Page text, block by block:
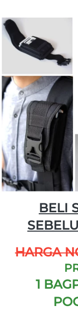
BELI
HARGA
1